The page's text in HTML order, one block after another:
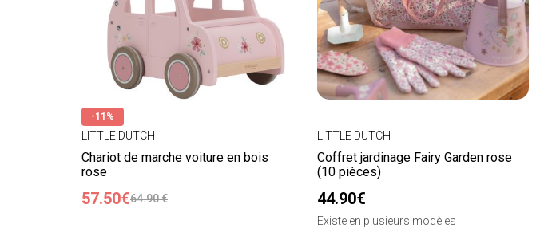
-11%
LITTLE DUTCH
Chariot de marche voiture en bois
rose
57.50€64.90 €
LITTLE DUTCH
Coffret jardinage Fairy Garden rose
(10 pièces)
44.90€
Existe en plusieurs modèles